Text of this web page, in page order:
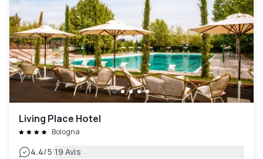
Living Place Hotel
Bologna
4.4/5|19 Avis